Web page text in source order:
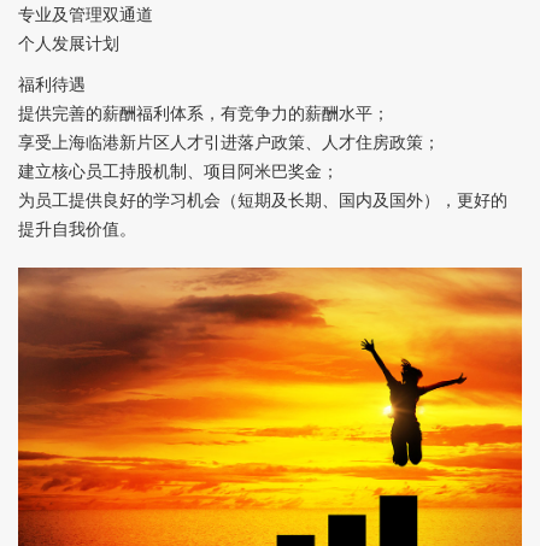
专业及管理双通道
个人发展计划
福利待遇
提供完善的薪酬福利体系，有竞争力的薪酬水平；
享受上海临港新片区人才引进落户政策、人才住房政策；
建立核心员工持股机制、项目阿米巴奖金；
为员工提供良好的学习机会（短期及长期、国内及国外），更好的
提升自我价值。